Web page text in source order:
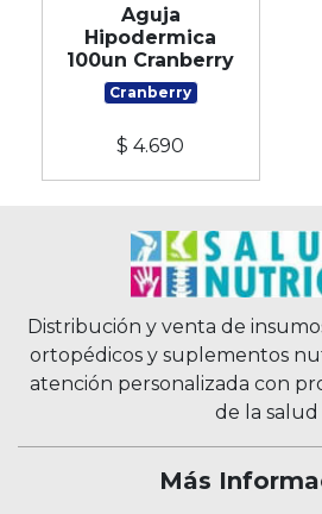
Aguja
Hipodermica
100un Cranberry
Cranberry
$ 4.690
Distribución y venta de
ortopédicos y suplementos
atención personalizada con
de la salud
Más